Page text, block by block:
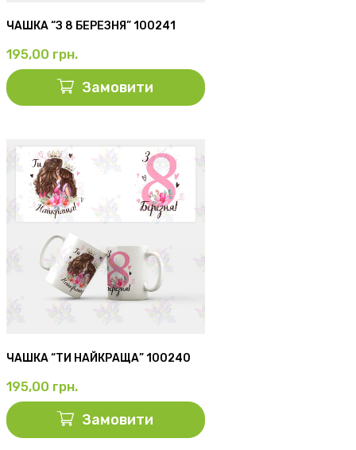
ЧАШКА “З 8 БЕРЕЗНЯ” 100241
195,00 грн.
Замовити
ЧАШКА “ТИ НАЙКРАЩА” 100240
195,00 грн.
Замовити